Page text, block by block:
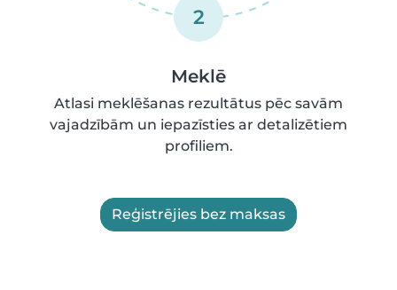
2
Meklē
Atlasi meklēšanas rezultātus pēc savām
vajadzībām un iepazīsties ar detalizētiem
profiliem.
Reģistrējies bez maksas